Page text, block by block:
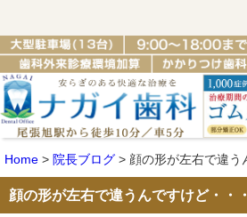
Home > 院長ブログ > 顔の形が左右で違う
顔の形が左右で違うんですけど・・・